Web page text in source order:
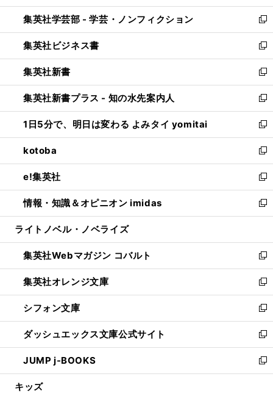
開
く
ウ
で
開
く
ン
ド
ウ
で
開
く
ウ
ィ
ン
ド
ウ
で
開
く
集英社学芸部 - 学芸・ノンフィクション
新
し
い
ウ
ィ
ン
ド
ウ
で
開
く
集英社ビジネス書
新
し
い
ウ
ィ
ン
ド
ウ
で
開
く
集英社新書
新
し
い
ウ
ィ
ン
ド
ウ
で
開
く
集英社新書プラス - 知の水先案内人
新
し
い
ウ
ィ
ン
ド
ウ
で
開
1日5分で、明日は変わる よみタイ yomitai
新
し
い
ウ
ィ
ン
ド
ウ
開
く
kotoba
新
し
い
ウ
ィ
ン
ウ
で
開
く
e!集英社
新
し
い
ウ
ン
ド
ウ
で
開
く
情報・知識＆オピニオン imidas
新
し
ウ
ィ
ン
ド
ウ
で
開
く
ライトノベル・ノベライズ
集英社Webマガジン コバルト
新
し
い
ウ
ィ
ン
ド
ウ
で
開
集英社オレンジ文庫
新
し
い
ウ
ィ
ン
ド
ウ
シフォン文庫
新
し
い
ウ
ィ
ン
ダッシュエックス文庫公式サイト
新
し
い
ウ
JUMP j-BOOKS
新
し
キッズ